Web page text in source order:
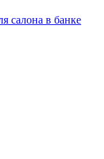
салона в банке